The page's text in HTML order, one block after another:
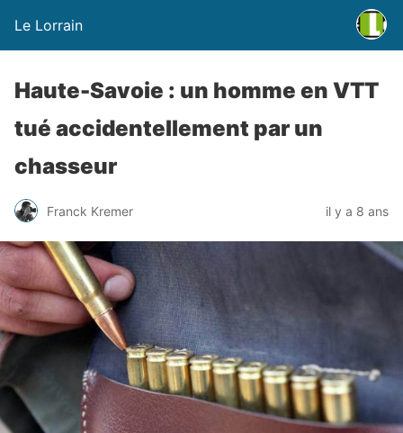
Le Lorrain
Haute-Savoie : un homme en VTT
tué accidentellement par un
chasseur
Franck Kremer il y a 8 ans